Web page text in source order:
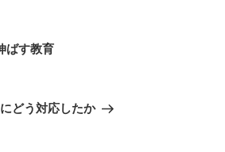
ばす教育
どう対応したか